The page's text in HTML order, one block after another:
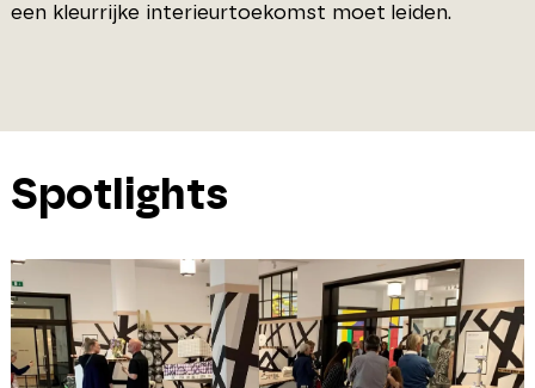
een kleurrijke interieurtoekomst moet leiden.
Spotlights